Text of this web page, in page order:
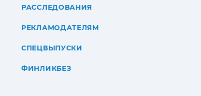
РАССЛЕДОВАНИЯ
РЕКЛАМОДАТЕЛЯМ
СПЕЦВЫПУСКИ
ФИНЛИКБЕЗ